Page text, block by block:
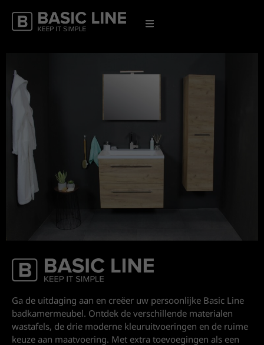
Basic Line
Ga de uitdaging aan en creëer uw persoonlijke Basic Line
badkamermeubel. Ontdek de verschillende materialen
wastafels, de drie moderne kleuruitvoeringen en de ruime
keuze aan maatvoering. Met extra toevoegingen als een